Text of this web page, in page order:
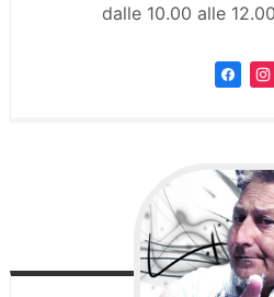
dalle 10.00 alle